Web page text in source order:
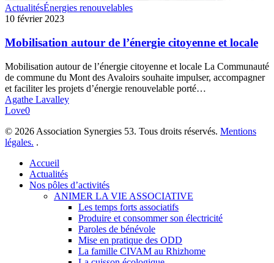
Mobilisation
autour
l’énergie
citoyenne
et
locale
ActualitésÉnergies renouvelables
10 février 2023
Mobilisation autour de l’énergie citoyenne et locale
Mobilisation autour de l’énergie citoyenne et locale La Communauté
de commune du Mont des Avaloirs souhaite impulser, accompagner
et faciliter les projets d’énergie renouvelable porté…
Agathe Lavalley
Love0
© 2026 Association Synergies 53. Tous droits réservés. Mentions
légales. .
Close
Menu
Accueil
Actualités
Nos pôles d’activités
ANIMER LA VIE ASSOCIATIVE
Les temps forts associatifs
Produire et consommer son électricité
Paroles de bénévole
Mise en pratique des ODD
La famille CIVAM au Rhizhome